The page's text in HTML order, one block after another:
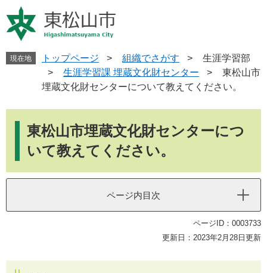
ー
ジ
ニ
ュ
現在地 トップページ > 組織でさがす >
生涯学習部
>
生涯学習課 埋蔵文化財センター >
東松山市
埋蔵文化財センターについて教えてください。
東松山市埋蔵文化財センターにつ
いて教えてください。
ページ内目次
ページID：0003733
更新日：2023年2月28日更新